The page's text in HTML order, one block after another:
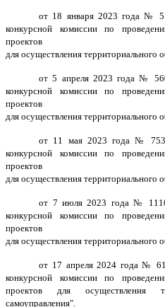
от 18 января 2023 года №
конкурсной комиссии по
проектов
для осуществления территориального
от 5 апреля 2023 года №
конкурсной комиссии по
проектов
для осуществления территориального
от 11 мая 2023 года № 753
конкурсной комиссии по
проектов
для осуществления территориального
от 7 июля 2023 года №
конкурсной комиссии по
проектов
для осуществления территориального
от 17 апреля 2024 года №
конкурсной комиссии по
проектов для осуществления
самоуправления".